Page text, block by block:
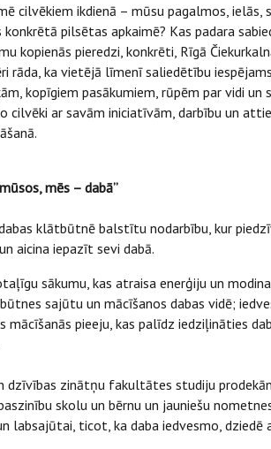
cilvēkiem ikdienā – mūsu pagalmos, ielās,
pilsētas apkaimē? Kas padara
kopienās pieredzi, konkrēti, Rīgā
rāda, ka vietējā līmenī saliedētību
kopīgiem pasākumiem, rūpēm par vidi
cilvēki ar savām iniciatīvām, darbību un
mēs – dabā”
klātbūtnē balstītu nodarbību, kur
aicina iepazīt sevi dabā.
sākumu, kas atraisa enerģiju un
sajūtu un mācīšanos dabas vidē;
pieeju, kas palīdz iedziļināties
dzīvības zinātņu fakultātes studiju
skolu un bērnu un jauniešu
labsajūtai, ticot, ka daba iedvesmo, dziedē